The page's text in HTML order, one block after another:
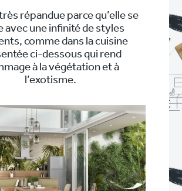
répandue parce qu’elle se
avec une infinité de styles
comme dans la cuisine
ci-dessous qui rend
à la végétation et à
l’exotisme.